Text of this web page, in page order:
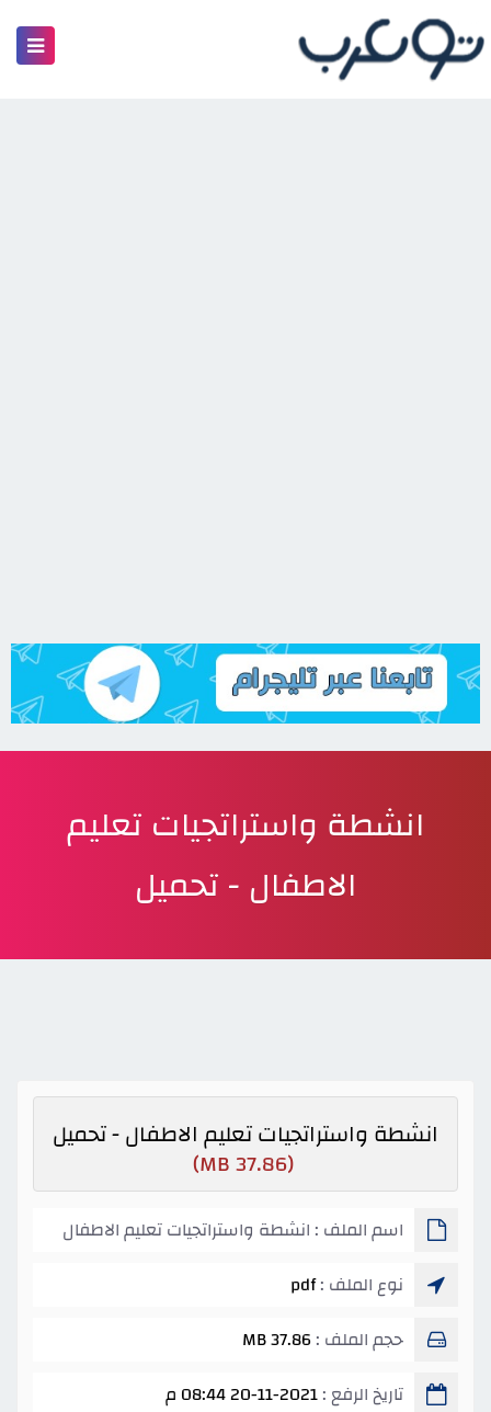
انشطة واستراتجيات تعليم
الاطفال - تحميل
انشطة واستراتجيات تعليم الاطفال - تحميل
(37.86 MB)
اسم الملف : انشطة واستراتجيات تعليم الاطفال
نوع الملف :pdf
حجم الملف : 37.86 MB
تاريخ الرفع :20-11-2021 08:44 م